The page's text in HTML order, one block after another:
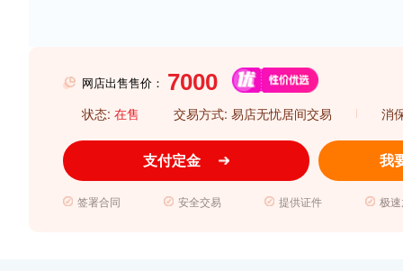
网店出售售价：
状态: 在售 交易方式: 易店无忧居间交易 消
支付定金 我
签署合同 安全交易 提供证件 极